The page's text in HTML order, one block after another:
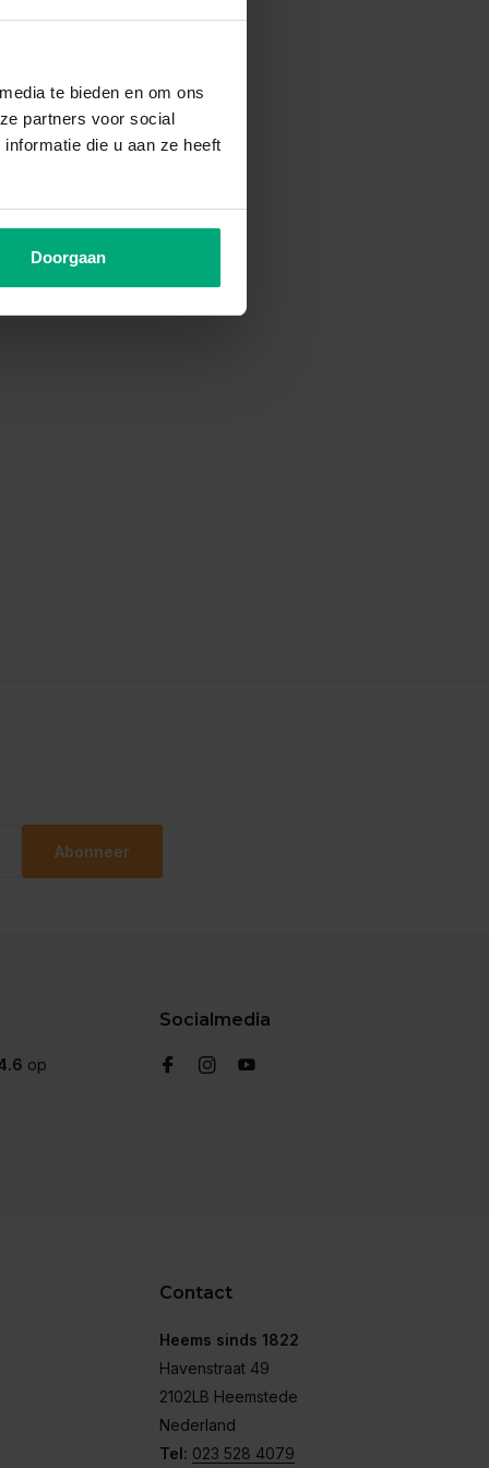
te bieden en om ons
partners voor social
die u aan ze heeft
Doorgaan
Abonneer
op
Socialmedia
Contact
Heems sinds 1822
Havenstraat 49
2102LB Heemstede
Nederland
Tel: 023 528 4079